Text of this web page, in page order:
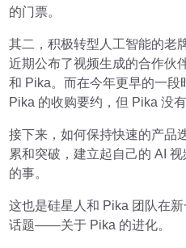
的门票。
其二，积极转型人工智能的老
近期公布了视频生成的合作伙
和 Pika。而在今年更早的一
Pika 的收购要约，但 Pika 没有
接下来，如何保持快速的产品
累和突破，建立起自己的 AI
的事。
这也是硅星人和 Pika 团队在
话题——关于 Pika 的进化。